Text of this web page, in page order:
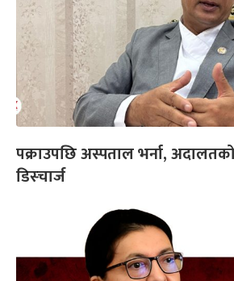
पक्राउपछि अस्पताल भर्ना,
डिस्चार्ज